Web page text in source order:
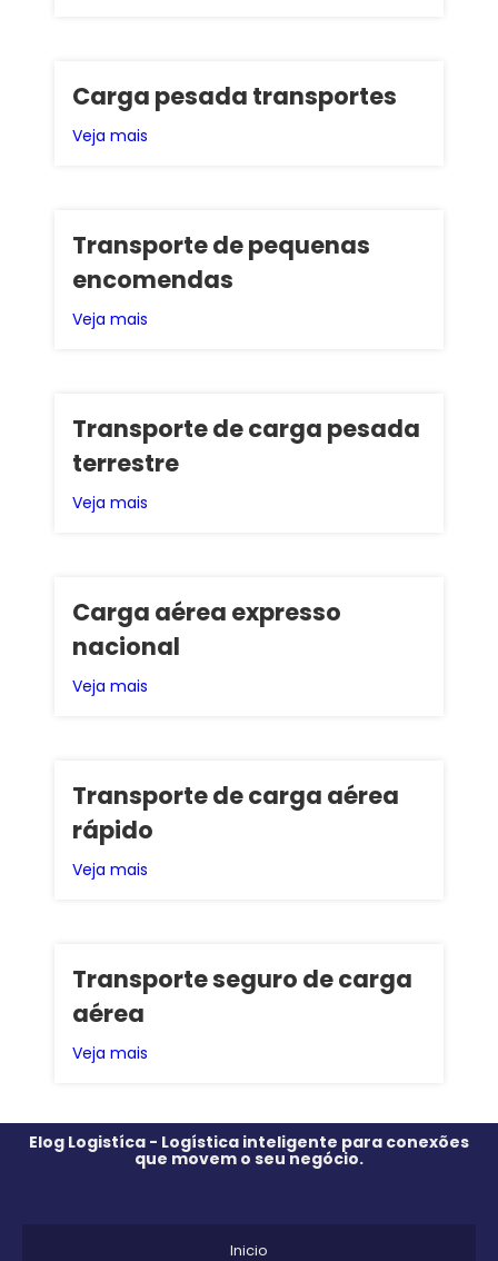
Carga pesada transportes
Veja mais
Transporte de pequenas
encomendas
Veja mais
Transporte de carga pesada
terrestre
Veja mais
Carga aérea expresso
nacional
Veja mais
Transporte de carga aérea
rápido
Veja mais
Transporte seguro de carga
aérea
Veja mais
Elog Logistíca - Logística inteligente para conexões
que movem o seu negócio.
Inicio